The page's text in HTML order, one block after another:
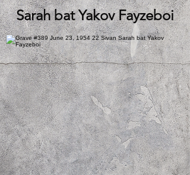
Sarah bat Yakov Fayzeboi